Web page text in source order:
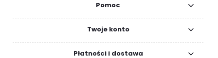
Pomoc
Twoje konto
Płatności i dostawa